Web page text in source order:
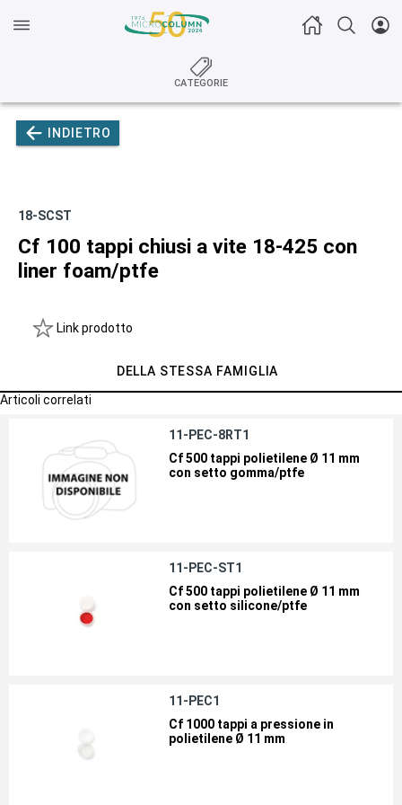
CATEGORIE
INDIETRO
18-SCST
Cf 100 tappi chiusi a vite 18-425 con
liner foam/ptfe
Link prodotto
DELLA STESSA FAMIGLIA
Articoli correlati
11-PEC-8RT1
Cf 500 tappi polietilene Ø 11 mm
con setto gomma/ptfe
11-PEC-ST1
Cf 500 tappi polietilene Ø 11 mm
con setto silicone/ptfe
11-PEC1
Cf 1000 tappi a pressione in
polietilene Ø 11 mm